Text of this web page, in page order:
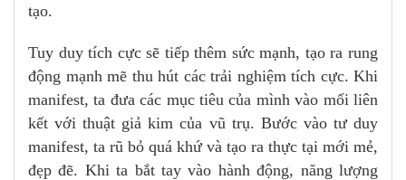
tạo.
Tuy duy tích cực sẽ tiếp thêm sức mạnh, tạo ra rung
động mạnh mẽ thu hút các trải nghiệm tích cực. Khi
manifest, ta đưa các mục tiêu của mình vào mối liên
kết với thuật giả kim của vũ trụ. Bước vào tư duy
manifest, ta rũ bỏ quá khứ và tạo ra thực tại mới mẻ,
đẹp đẽ. Khi ta bắt tay vào hành động, năng lượng